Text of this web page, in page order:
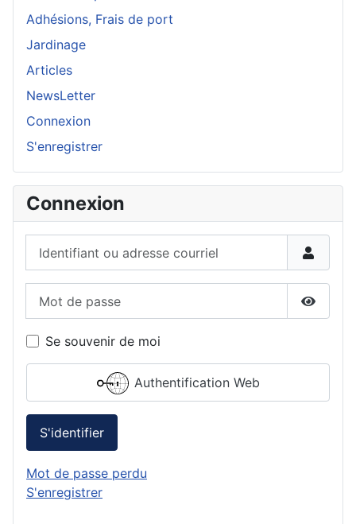
Adhésions, Frais de port
Jardinage
Articles
NewsLetter
Connexion
S'enregistrer
Connexion
Se souvenir de moi
Authentification Web
S'identifier
Mot de passe perdu
S'enregistrer